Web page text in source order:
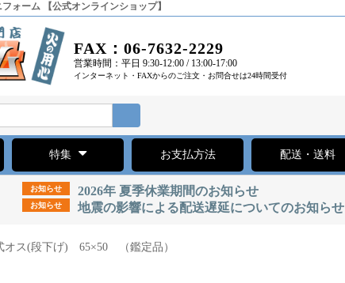
ーム 【公式オンラインショップ】
FAX：06-7632-2229
営業時間：平日 9:30-12:00 / 13:00-17:00
インターネット・FAXからのご注文・お問合せは24時間受付
特集 お支払方法 配送・送料
お知らせ 2026年 夏季休業期間のお知らせ
お知らせ 地震の影響による配送遅延についてのお知らせ
オス(段下げ) 65×50 （鑑定品）